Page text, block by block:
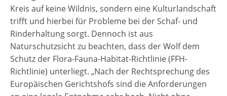
Kreis auf keine Wildnis, sondern eine Kulturlandschaft
trifft und hierbei für Probleme bei der Schaf- und
Rinderhaltung sorgt. Dennoch ist aus
Naturschutzsicht zu beachten, dass der Wolf dem
Schutz der Flora-Fauna-Habitat-Richtlinie (FFH-
Richtlinie) unterliegt. „Nach der Rechtsprechung des
Europäischen Gerichtshofs sind die Anforderungen